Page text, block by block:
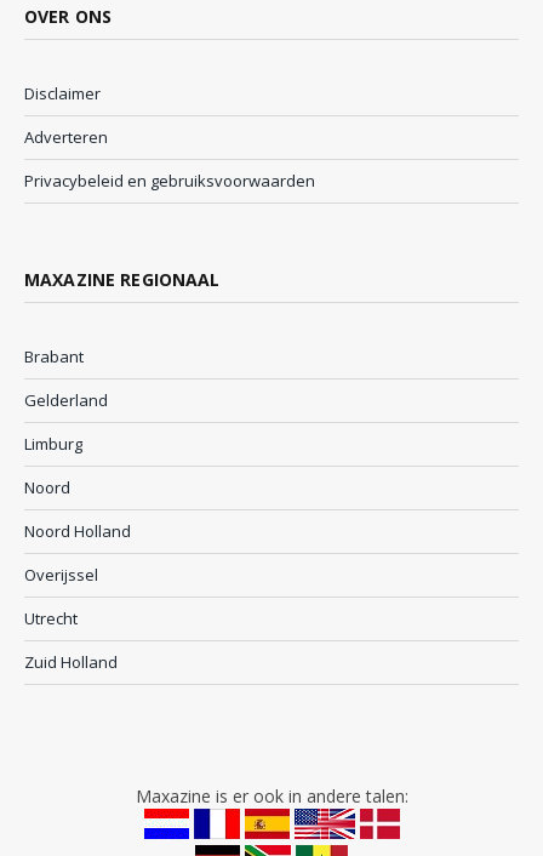
OVER ONS
Disclaimer
Adverteren
Privacybeleid en gebruiksvoorwaarden
MAXAZINE REGIONAAL
Brabant
Gelderland
Limburg
Noord
Noord Holland
Overijssel
Utrecht
Zuid Holland
Maxazine is er ook in andere talen: